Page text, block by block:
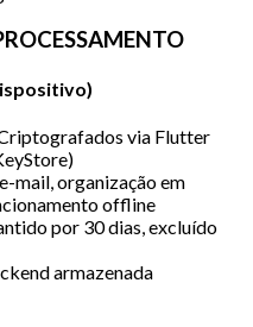
via Flutter
mail, organização em
offline
por 30 dias, excluído
armazenada